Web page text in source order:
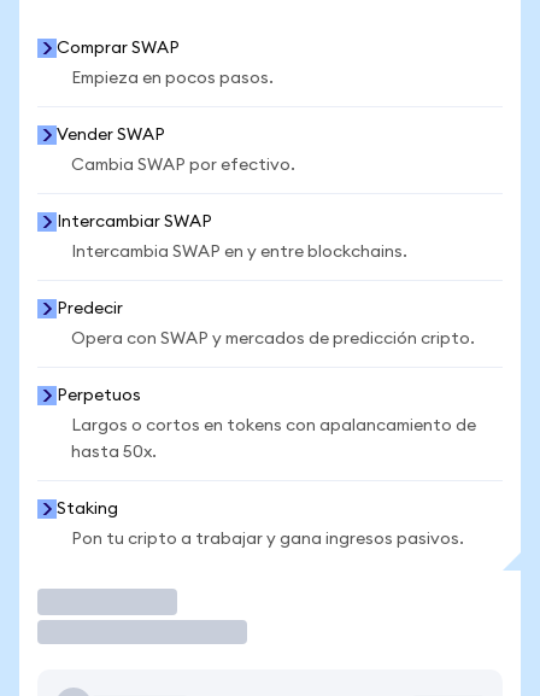
Comprar SWAP
Empieza en pocos pasos.
Vender SWAP
Cambia SWAP por efectivo.
Intercambiar SWAP
Intercambia SWAP en y entre blockchains.
Predecir
Opera con SWAP y mercados de predicción cripto.
Perpetuos
Largos o cortos en tokens con apalancamiento de
hasta 50x.
Staking
Pon tu cripto a trabajar y gana ingresos pasivos.